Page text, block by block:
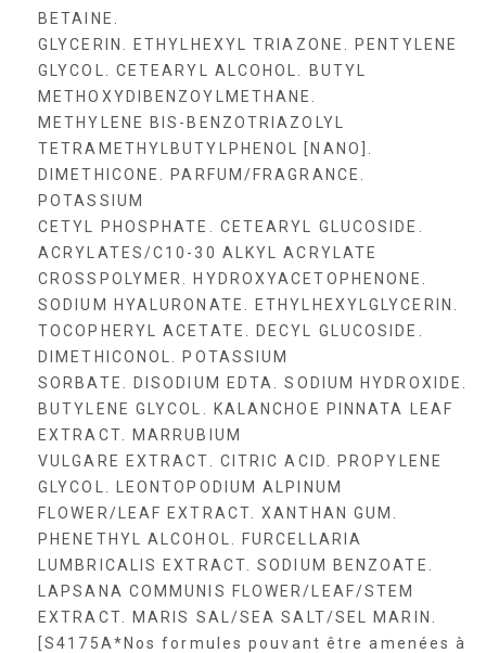
BETAINE.
GLYCERIN. ETHYLHEXYL TRIAZONE. PENTYLENE
GLYCOL. CETEARYL ALCOHOL. BUTYL
METHOXYDIBENZOYLMETHANE.
METHYLENE BIS-BENZOTRIAZOLYL
TETRAMETHYLBUTYLPHENOL [NANO].
DIMETHICONE. PARFUM/FRAGRANCE.
POTASSIUM
CETYL PHOSPHATE. CETEARYL GLUCOSIDE.
ACRYLATES/C10-30 ALKYL ACRYLATE
CROSSPOLYMER. HYDROXYACETOPHENONE.
SODIUM HYALURONATE. ETHYLHEXYLGLYCERIN.
TOCOPHERYL ACETATE. DECYL GLUCOSIDE.
DIMETHICONOL. POTASSIUM
SORBATE. DISODIUM EDTA. SODIUM HYDROXIDE.
BUTYLENE GLYCOL. KALANCHOE PINNATA LEAF
EXTRACT. MARRUBIUM
VULGARE EXTRACT. CITRIC ACID. PROPYLENE
GLYCOL. LEONTOPODIUM ALPINUM
FLOWER/LEAF EXTRACT. XANTHAN GUM.
PHENETHYL ALCOHOL. FURCELLARIA
LUMBRICALIS EXTRACT. SODIUM BENZOATE.
LAPSANA COMMUNIS FLOWER/LEAF/STEM
EXTRACT. MARIS SAL/SEA SALT/SEL MARIN.
[S4175A*Nos formules pouvant être amenées à